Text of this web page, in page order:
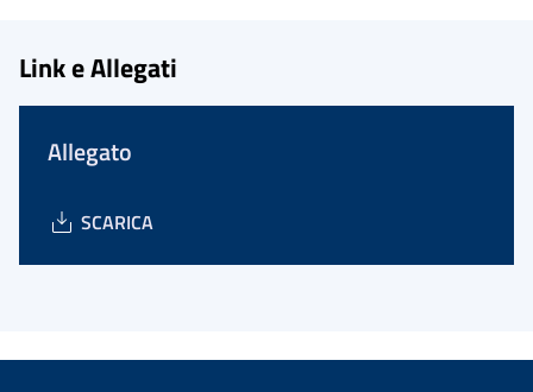
Link e Allegati
Allegato
SCARICA